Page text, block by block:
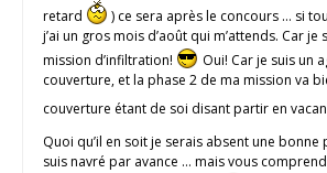
retard
) ce sera après le concours … si
j’ai un gros mois d’août qui m’attends. Car je
mission d’infiltration!
Oui! Car je suis un
couverture, et la phase 2 de ma mission va
couverture étant de soi disant partir en
Quoi qu’il en soit je serais absent une bonne
suis navré par avance … mais vous